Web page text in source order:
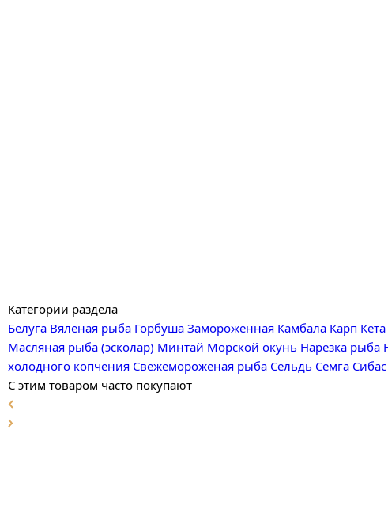
Категории раздела
Белуга Вяленая рыба Горбуша Замороженная Камбала Карп Кета
Масляная рыба (эсколар) Минтай Морской окунь Нарезка рыба
холодного копчения Свежемороженая рыба Сельдь Семга Сибас
С этим товаром часто покупают